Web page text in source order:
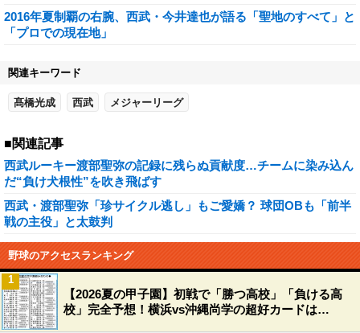
2016年夏制覇の右腕、西武・今井達也が語る「聖地のすべて」と
「プロでの現在地」
関連キーワード
髙橋光成 西武 メジャーリーグ
■関連記事
西武ルーキー渡部聖弥の記録に残らぬ貢献度…チームに染み込ん
だ“負け犬根性”を吹き飛ばす
西武・渡部聖弥「珍サイクル逃し」もご愛嬌？ 球団OBも「前半
戦の主役」と太鼓判
野球のアクセスランキング
【2026夏の甲子園】初戦で「勝つ高校」「負ける高
校」完全予想！横浜vs沖縄尚学の超好カードは…
1